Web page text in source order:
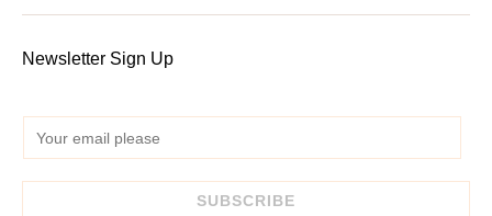
Newsletter Sign Up
m
a
SUBSCRIBE